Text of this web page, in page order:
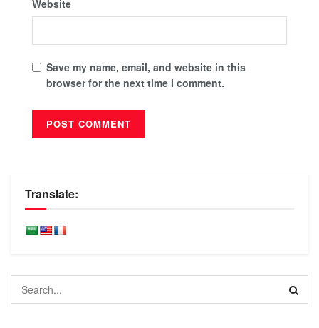
Website
Save my name, email, and website in this
browser for the next time I comment.
Translate: